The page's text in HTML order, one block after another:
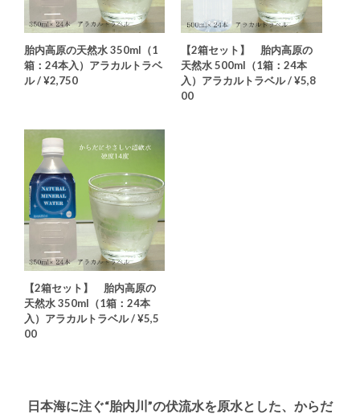
胎内高原の天然水 350ml（1
箱：24本入）アラカルトラベ
ル / ¥2,750
【2箱セット】 胎内高原の
天然水 500ml（1箱：24本
入）アラカルトラベル / ¥5,8
00
【2箱セット】 胎内高原の
天然水 350ml（1箱：24本
入）アラカルトラベル / ¥5,5
00
日本海に注ぐ“胎内川”の伏流水を原水とした、からだ